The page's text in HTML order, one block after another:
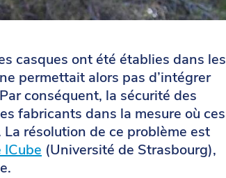
casques ont été établies dans les
permettait alors pas d’intégrer
conséquent, la sécurité des
fabricants dans la mesure où ces
résolution de ce problème est
(Université de Strasbourg),